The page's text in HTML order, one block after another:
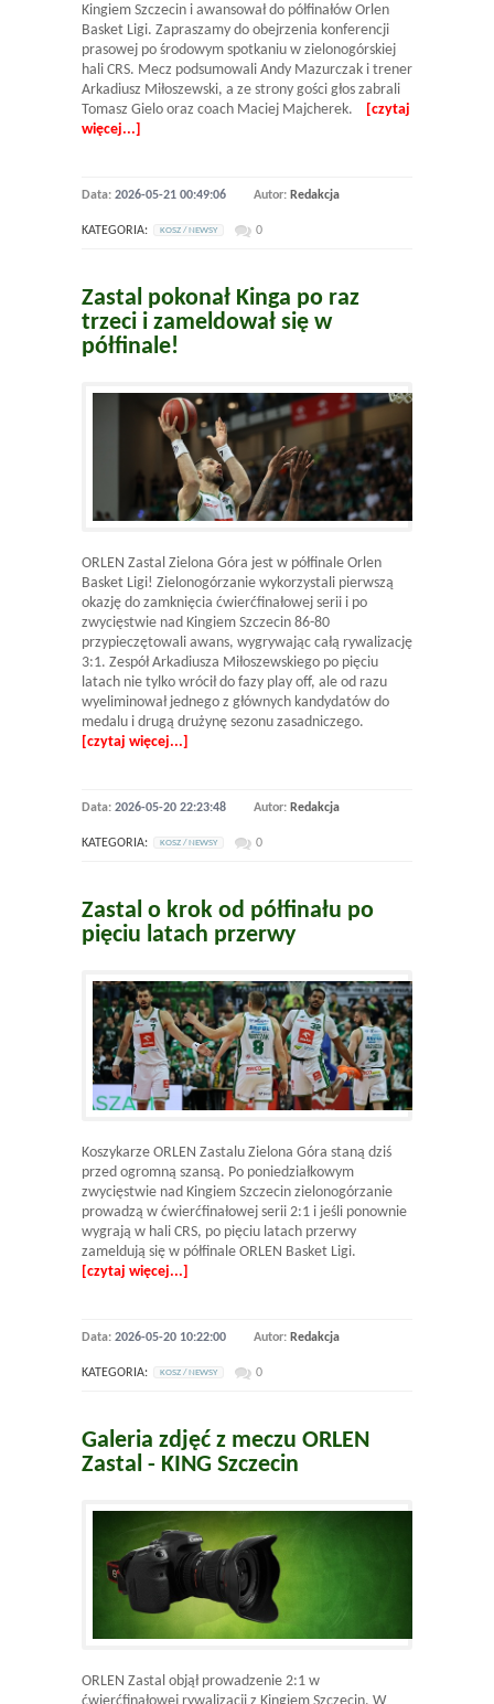
Kingiem Szczecin i awansował do półfinałów Orlen
Basket Ligi. Zapraszamy do obejrzenia konferencji
prasowej po środowym spotkaniu w zielonogórskiej
hali CRS. Mecz podsumowali Andy Mazurczak i trener
Arkadiusz Miłoszewski, a ze strony gości głos zabrali
Tomasz Gielo oraz coach Maciej Majcherek.
[czytaj
więcej...]
Data: 2026-05-21 00:49:06 Autor: Redakcja
KATEGORIA: KOSZ / NEWSY 0
Zastal pokonał Kinga po raz
trzeci i zameldował się w
półfinale!
ORLEN Zastal Zielona Góra jest w półfinale Orlen
Basket Ligi! Zielonogórzanie wykorzystali pierwszą
okazję do zamknięcia ćwierćfinałowej serii i po
zwycięstwie nad Kingiem Szczecin 86-80
przypieczętowali awans, wygrywając całą rywalizację
3:1. Zespół Arkadiusza Miłoszewskiego po pięciu
latach nie tylko wrócił do fazy play off, ale od razu
wyeliminował jednego z głównych kandydatów do
medalu i drugą drużynę sezonu zasadniczego.
[czytaj więcej...]
Data: 2026-05-20 22:23:48 Autor: Redakcja
KATEGORIA: KOSZ / NEWSY 0
Zastal o krok od półfinału po
pięciu latach przerwy
Koszykarze ORLEN Zastalu Zielona Góra staną dziś
przed ogromną szansą. Po poniedziałkowym
zwycięstwie nad Kingiem Szczecin zielonogórzanie
prowadzą w ćwierćfinałowej serii 2:1 i jeśli ponownie
wygrają w hali CRS, po pięciu latach przerwy
zameldują się w półfinale ORLEN Basket Ligi.
[czytaj więcej...]
Data: 2026-05-20 10:22:00 Autor: Redakcja
KATEGORIA: KOSZ / NEWSY 0
Galeria zdjęć z meczu ORLEN
Zastal - KING Szczecin
ORLEN Zastal objął prowadzenie 2:1 w